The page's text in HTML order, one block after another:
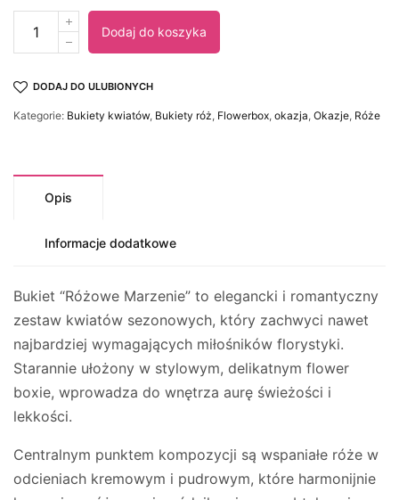
Dodaj do koszyka
DODAJ DO ULUBIONYCH
Kategorie: Bukiety kwiatów, Bukiety róż Flowerbox okazja Okazje Róże
Opis
Informacje dodatkowe
Bukiet “Różowe Marzenie” to elegancki i romantyczny
zestaw kwiatów sezonowych, który zachwyci nawet
najbardziej wymagających miłośników florystyki.
Starannie ułożony w stylowym, delikatnym flower
boxie, wprowadza do wnętrza aurę świeżości i
lekkości.
Centralnym punktem kompozycji są wspaniałe róże w
odcieniach kremowym i pudrowym, które harmonijnie